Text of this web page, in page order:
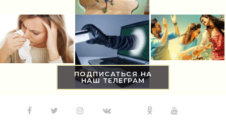
ПОДПИСАТЬСЯ НА
НАШ ТЕЛЕГРАМ